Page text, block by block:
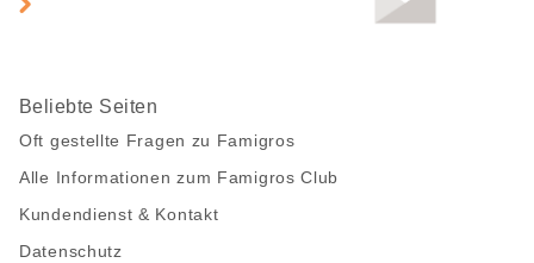
Beliebte Seiten
Oft gestellte Fragen zu Famigros
Alle Informationen zum Famigros Club
Kundendienst & Kontakt
Datenschutz